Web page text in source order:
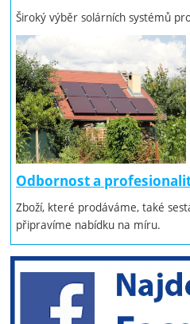
Široký výběr solárních systémů
Odbornost a
Zboží, které prodáváme, také
připravíme nabídku na míru.